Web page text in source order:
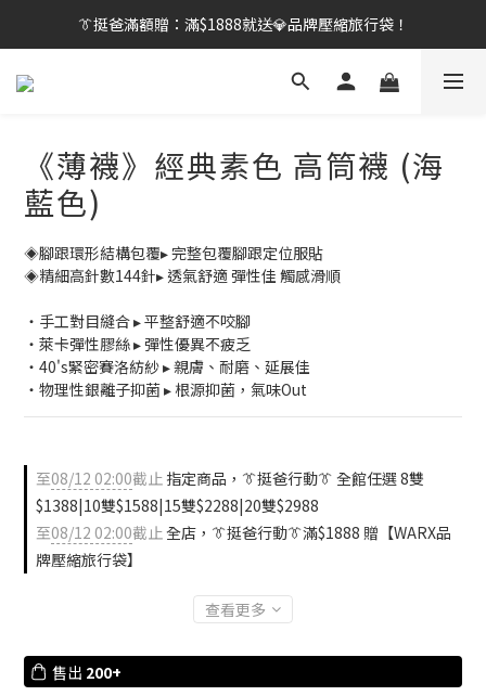
👔挺爸行動：全館襪款【最低$149起】✨立即下單！
《薄襪》經典素色 高筒襪 (海
藍色)
◈腳跟環形結構包覆▸ 完整包覆腳跟定位服貼
◈精細高針數144針▸ 透氣舒適 彈性佳 觸感滑順
・手工對目縫合 ▸ 平整舒適不咬腳
・萊卡彈性膠絲 ▸ 彈性優異不疲乏
・40's緊密賽洛紡紗 ▸ 親膚、耐磨、延展佳
・物理性銀離子抑菌 ▸ 根源抑菌，氣味Out
至08/12 02:00截止 指定商品，👔挺爸行動👔 全館任選 8雙
$1388|10雙$1588|15雙$2288|20雙$2988
至08/12 02:00截止全店，👔挺爸行動👔滿$1888 贈【WARX品
牌壓縮旅行袋】
查看更多
售出 200+